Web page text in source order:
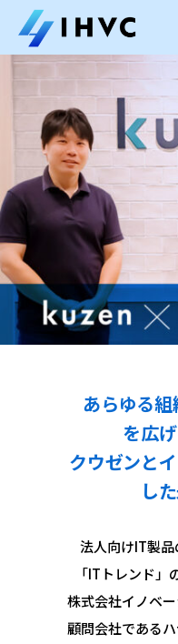
あらゆる
を広
クウゼンと
し
法人向けIT製
「ITトレンド
株式会社イノベ
顧問会社である